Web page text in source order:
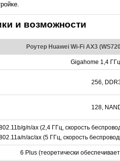
и возможности
Роутер Huawei Wi-Fi AX3 (WS
Gigahome 1,4
256,
128,
g/n/ax (2,4 ГГц, скорость
n/ac/ax (5 ГГц, скорость
6 Plus (теоретически